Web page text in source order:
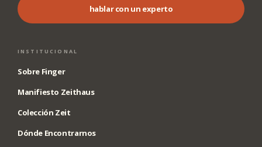
hablar con un experto
INSTITUCIONAL
Sobre Finger
Manifiesto Zeithaus
Colección Zeit
Dónde Encontrarnos